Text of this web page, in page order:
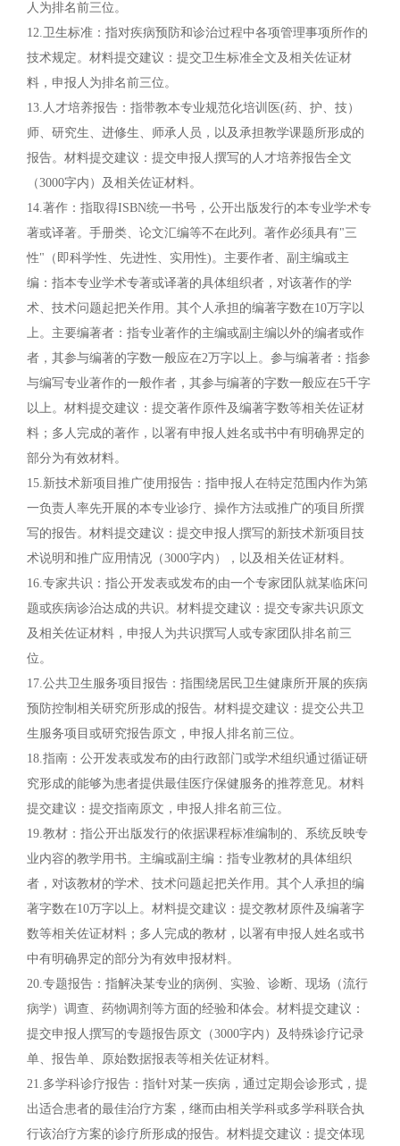
人为排名前三位。
12.卫生标准：指对疾病预防和诊治过程中各项管理事项所作的
技术规定。材料提交建议：提交卫生标准全文及相关佐证材
料，申报人为排名前三位。
13.人才培养报告：指带教本专业规范化培训医(药、护、技）
师、研究生、进修生、师承人员，以及承担教学课题所形成的
报告。材料提交建议：提交申报人撰写的人才培养报告全文
（3000字内）及相关佐证材料。
14.著作：指取得ISBN统一书号，公开出版发行的本专业学术专
著或译著。手册类、论文汇编等不在此列。著作必须具有"三
性"（即科学性、先进性、实用性)。主要作者、副主编或主
编：指本专业学术专著或译著的具体组织者，对该著作的学
术、技术问题起把关作用。其个人承担的编著字数在10万字以
上。主要编著者：指专业著作的主编或副主编以外的编者或作
者，其参与编著的字数一般应在2万字以上。参与编著者：指参
与编写专业著作的一般作者，其参与编著的字数一般应在5千字
以上。材料提交建议：提交著作原件及编著字数等相关佐证材
料；多人完成的著作，以署有申报人姓名或书中有明确界定的
部分为有效材料。
15.新技术新项目推广使用报告：指申报人在特定范围内作为第
一负责人率先开展的本专业诊疗、操作方法或推广的项目所撰
写的报告。材料提交建议：提交申报人撰写的新技术新项目技
术说明和推广应用情况（3000字内），以及相关佐证材料。
16.专家共识：指公开发表或发布的由一个专家团队就某临床问
题或疾病诊治达成的共识。材料提交建议：提交专家共识原文
及相关佐证材料，申报人为共识撰写人或专家团队排名前三
位。
17.公共卫生服务项目报告：指围绕居民卫生健康所开展的疾病
预防控制相关研究所形成的报告。材料提交建议：提交公共卫
生服务项目或研究报告原文，申报人排名前三位。
18.指南：公开发表或发布的由行政部门或学术组织通过循证研
究形成的能够为患者提供最佳医疗保健服务的推荐意见。材料
提交建议：提交指南原文，申报人排名前三位。
19.教材：指公开出版发行的依据课程标准编制的、系统反映专
业内容的教学用书。主编或副主编：指专业教材的具体组织
者，对该教材的学术、技术问题起把关作用。其个人承担的编
著字数在10万字以上。材料提交建议：提交教材原件及编著字
数等相关佐证材料；多人完成的教材，以署有申报人姓名或书
中有明确界定的部分为有效申报材料。
20.专题报告：指解决某专业的病例、实验、诊断、现场（流行
病学）调查、药物调剂等方面的经验和体会。材料提交建议：
提交申报人撰写的专题报告原文（3000字内）及特殊诊疗记录
单、报告单、原始数据报表等相关佐证材料。
21.多学科诊疗报告：指针对某一疾病，通过定期会诊形式，提
出适合患者的最佳治疗方案，继而由相关学科或多学科联合执
行该治疗方案的诊疗所形成的报告。材料提交建议：提交体现